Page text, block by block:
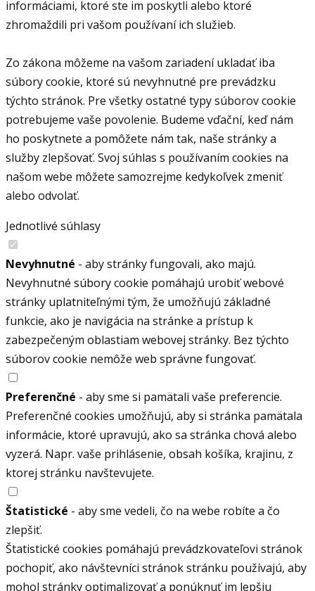
informáciami, ktoré ste im poskytli alebo ktoré
zhromaždili pri vašom používaní ich služieb.
Zo zákona môžeme na vašom zariadení ukladať iba
súbory cookie, ktoré sú nevyhnutné pre prevádzku
týchto stránok. Pre všetky ostatné typy súborov cookie
potrebujeme vaše povolenie. Budeme vďační, keď nám
ho poskytnete a pomôžete nám tak, naše stránky a
služby zlepšovať. Svoj súhlas s používaním cookies na
našom webe môžete samozrejme kedykoľvek zmeniť
alebo odvolať.
Jednotlivé súhlasy
Nevyhnutné - aby stránky fungovali, ako majú.
Nevyhnutné súbory cookie pomáhajú urobiť webové
stránky uplatniteľnými tým, že umožňujú základné
funkcie, ako je navigácia na stránke a prístup k
zabezpečeným oblastiam webovej stránky. Bez týchto
súborov cookie nemôže web správne fungovať.
Preferenčné - aby sme si pamätali vaše preferencie.
Preferenčné cookies umožňujú, aby si stránka pamätala
informácie, ktoré upravujú, ako sa stránka chová alebo
vyzerá. Napr. vaše prihlásenie, obsah košíka, krajinu, z
ktorej stránku navštevujete.
Štatistické - aby sme vedeli, čo na webe robíte a čo
zlepšiť.
Štatistické cookies pomáhajú prevádzkovateľovi stránok
pochopiť, ako návštevníci stránok stránku používajú, aby
mohol stránky optimalizovať a ponúknuť im lepšiu